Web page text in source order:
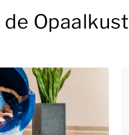
Opaalkust